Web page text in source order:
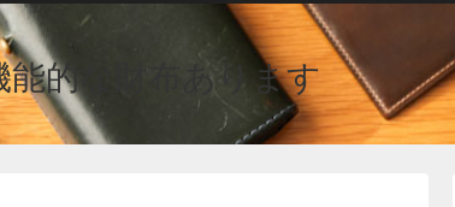
能的な財布あります